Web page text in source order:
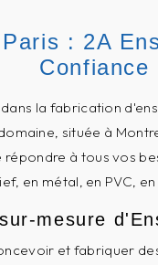
: 2A
Confiance
la fabrication
située à
à tous vos
en métal, en PVC,
mesure
et fabriquer